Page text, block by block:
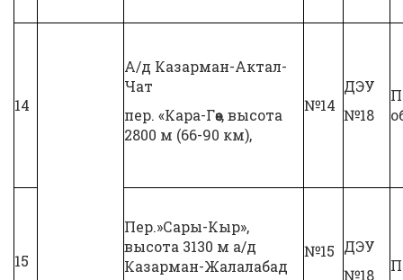
14
А/д Казарман-Актал-
Чат
пер. «Кара-Гөө», высота
2800 м (66-90 км),
№14
ДЭУ
№18
15
Пер.»Сары-Кыр»,
высота 3130 м а/д
Казарман-Жалалабад
№15 ДЭУ
№18